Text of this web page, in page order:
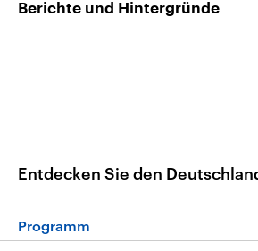
Berichte und Hintergründe
Entdecken Sie den
Programm